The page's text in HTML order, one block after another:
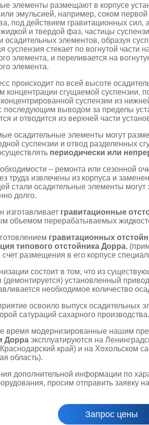
элементы размещают в корпусе
эмульсией, например, соком первой
под действием гравитационных сил,
и твердой фаз, частицы
осадительных элементов, образуя
суспензия стекает по вогнутой части
элемента, и переливается на
элемента.
происходит по всей высоте
концентрации сгущаемой суспензии,
суспензии из
последующим выводом за пределы
и отводится из верхней части
осадительные элементы могут
суспензии и отвод разделенных
периодически или
– ремонта или сезонной
труда извлечены из корпуса и
стали осадительные элементы могут
долго.
гравитационные
объемом перерабатываемых
гравитационных
типового отстойника Дорра,
счет размещения в его корпусе
состоит в том, что из
(демонтируется) установленный
необходимое количество
освоило выпуск осадительных
сатураций сахарного производства.
время модернизированные нашим
Дорра эксплуатируются на
край) и на Хохольском
область).
дополнительной информации по
просим отправить заявку на
Запрос цены